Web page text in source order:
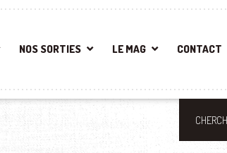
NOS SORTIES LE MAG CONTACT